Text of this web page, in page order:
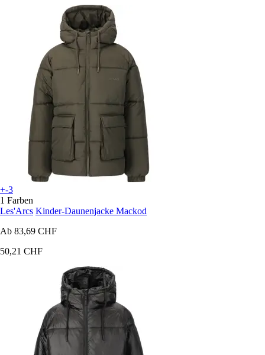
+-3
1 Farben
Les'Arcs Kinder-Daunenjacke Mackod
Ab 83,69 CHF
50,21 CHF